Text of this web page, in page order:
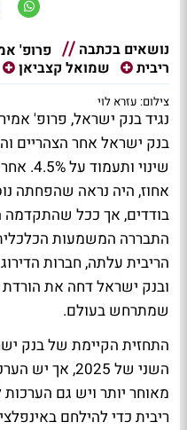
נושאים בכתבה פרופ'
ריבית
שמואל קצביאן
צילום: עזרא לוי
נגיד בנק ישראל, פרופ'
בנק ישראל אחר הצהריים
שינוי
אחוז, היה נראה שהפחתה
בודדים, אך ככל שהתקדמה
התבררה המשמעות
הריבית עלתה, חברות הדירוג
ובנק ישראל דחה את
שמתרחש בעולם.
התחזית הקיימת של בנק
השני של 2025,
מאוחר יותר ויש גם
ריבית כדי להילחם